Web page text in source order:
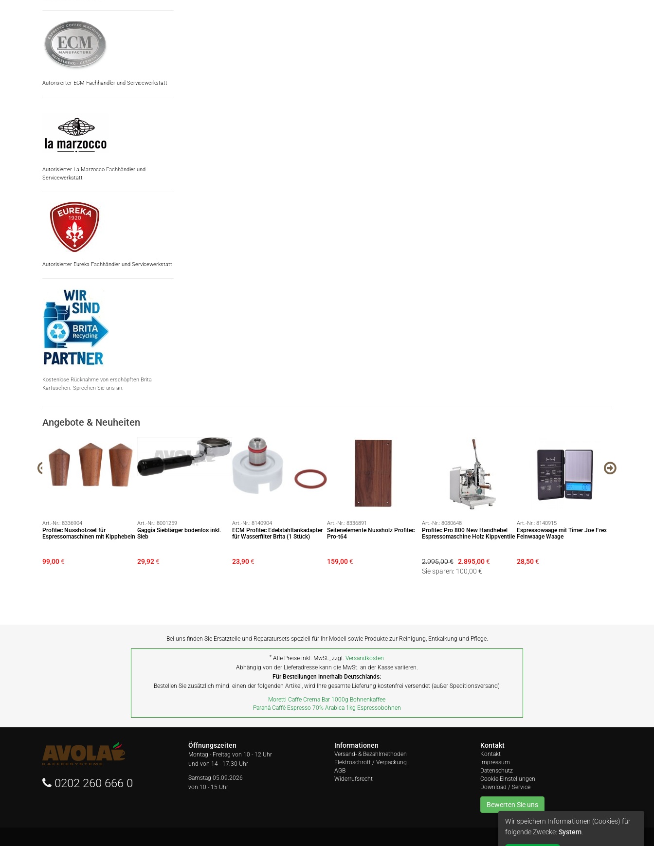
Autorisierter ECM Fachhändler und Servicewerkstatt
Autorisierter La Marzocco Fachhändler und
Servicewerkstatt
Autorisierter Eureka Fachhändler und Servicewerkstatt
Kostenlose Rücknahme von erschöpften Brita
Kartuschen. Sprechen Sie uns an.
Angebote & Neuheiten
Art.-Nr.: 8336904
Profitec Nussholzset für
Espressomaschinen mit Kipphebeln
99,00€
Art.-Nr.: 8001259
Gaggia Siebtärger bodenlos inkl.
Sieb
29,92€
Art.-Nr.: 8140904
ECM Profitec Edelstahltankadapter
für Wasserfilter Brita (1 Stück)
23,90€
Art.-Nr.: 8336891
Seitenelemente Nussholz Profitec
Pro-t64
159,00€
Art.-Nr.: 8080648
Profitec Pro 800 New Handhebel
Espressomaschine Holz Kippventile
2.995,00 € 2.895,00€
Sie sparen: 100,00 €
Art.-Nr.: 8140915
Espressowaage mit Timer Joe Frex
Feinwaage Waage
28,50€
Bei uns finden Sie Ersatzteile und Reparatursets speziell für Ihr Modell sowie Produkte zur Reinigung, Entkalkung und Pflege.
* Alle Preise inkl. MwSt., zzgl.Versandkosten
Abhängig von der Lieferadresse kann die MwSt. an der Kasse variieren.
Für Bestellungen innerhalb Deutschlands:
Bestellen Sie zusätzlich mind. einen der folgenden Artikel, wird Ihre gesamte Lieferung kostenfrei versendet (außer Speditionsversand)
Moretti Caffe Crema Bar 1000g Bohnenkaffee
Paranà Caffè Espresso 70% Arabica 1kg Espressobohnen
0202 260 666 0
Öffnungszeiten
Montag - Freitag von 10 - 12 Uhr
und von 14 - 17:30 Uhr
Samstag 05.09.2026
von 10 - 15 Uhr
Informationen
Versand- & Bezahlmethoden
Elektroschrott / Verpackung
AGB
Widerrufsrecht
Kontakt
Kontakt
Impressum
Datenschutz
Cookie-Einstellungen
Download / Service
Bewerten Sie uns
Wir speichern Informationen (Cookies) für
folgende Zwecke: System